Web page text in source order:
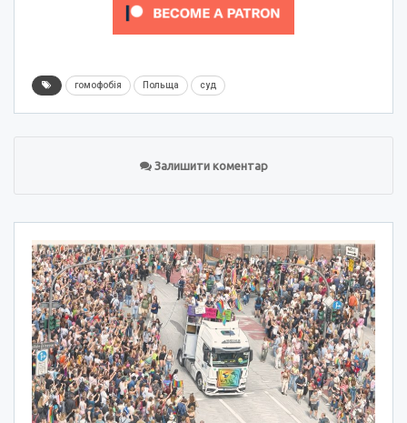
гомофобія Польща суд
Залишити коментар